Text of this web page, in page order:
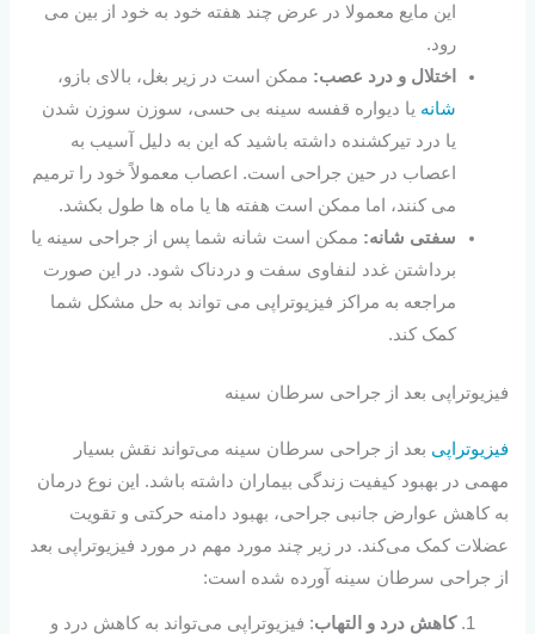
این مایع معمولا در عرض چند هفته خود به خود از بین می
رود.
اختلال و درد عصب: ممکن است در زیر بغل، بالای بازو،
شانه یا دیواره قفسه سینه بی حسی، سوزن سوزن شدن
یا درد تیرکشنده داشته باشید که این به دلیل آسیب به
اعصاب در حین جراحی است. اعصاب معمولاً خود را ترمیم
می کنند، اما ممکن است هفته ها یا ماه ها طول بکشد.
سفتی شانه: ممکن است شانه شما پس از جراحی سینه یا
برداشتن غدد لنفاوی سفت و دردناک شود. در این صورت
مراجعه به مراکز فیزیوتراپی می تواند به حل مشکل شما
کمک کند.
فیزیوتراپی بعد از جراحی سرطان سینه
فیزیوتراپی بعد از جراحی سرطان سینه می‌تواند نقش بسیار
مهمی در بهبود کیفیت زندگی بیماران داشته باشد. این نوع درمان
به کاهش عوارض جانبی جراحی، بهبود دامنه حرکتی و تقویت
عضلات کمک می‌کند. در زیر چند مورد مهم در مورد فیزیوتراپی بعد
از جراحی سرطان سینه آورده شده است:
کاهش درد و التهاب: فیزیوتراپی می‌تواند به کاهش درد و